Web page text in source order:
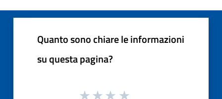
Quanto sono chiare le informazioni
su questa pagina?